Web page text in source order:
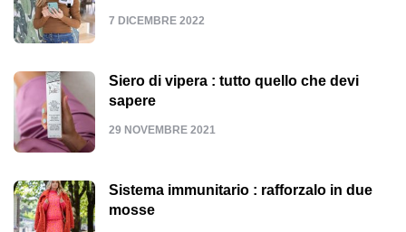
7 DICEMBRE 2022
Siero di vipera : tutto quello che devi
sapere
29 NOVEMBRE 2021
Sistema immunitario : rafforzalo in due
mosse